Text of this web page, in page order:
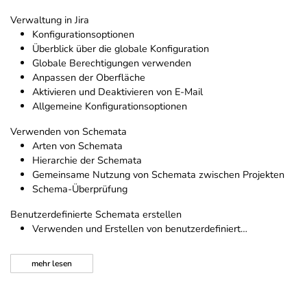
Verwaltung in Jira
Konfigurationsoptionen
Überblick über die globale Konfiguration
Globale Berechtigungen verwenden
Anpassen der Oberfläche
Aktivieren und Deaktivieren von E-Mail
Allgemeine Konfigurationsoptionen
Verwenden von Schemata
Arten von Schemata
Hierarchie der Schemata
Gemeinsame Nutzung von Schemata zwischen Projekten
Schema-Überprüfung
Benutzerdefinierte Schemata erstellen
Verwenden und Erstellen von benutzerdefiniert…
mehrlesen